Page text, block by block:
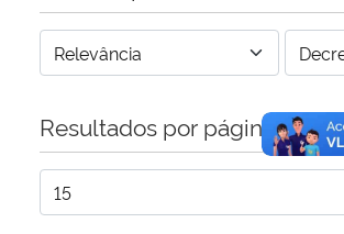
Gabinete de Segurança Institucional
Banco Central do Brasil
Planalto
Resultados por página: